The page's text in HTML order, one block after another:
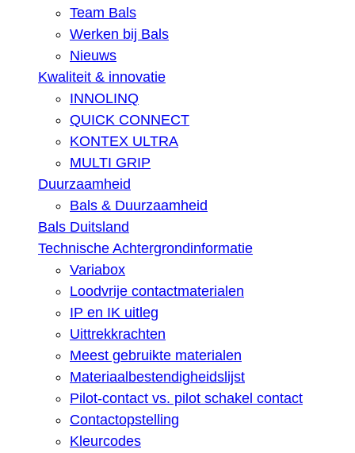
Team Bals
Werken bij Bals
Nieuws
Kwaliteit & innovatie
INNOLINQ
QUICK CONNECT
KONTEX ULTRA
MULTI GRIP
Duurzaamheid
Bals & Duurzaamheid
Bals Duitsland
Technische Achtergrondinformatie
Variabox
Loodvrije contactmaterialen
IP en IK uitleg
Uittrekkrachten
Meest gebruikte materialen
Materiaalbestendigheidslijst
Pilot-contact vs. pilot schakel contact
Contactopstelling
Kleurcodes